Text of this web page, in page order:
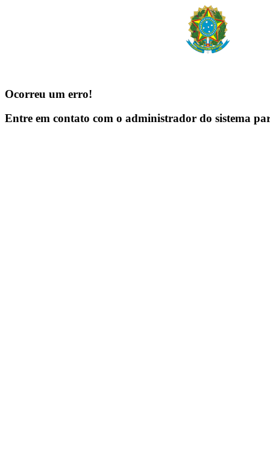
Ocorreu um erro!
Entre em contato com o administrador do sistema